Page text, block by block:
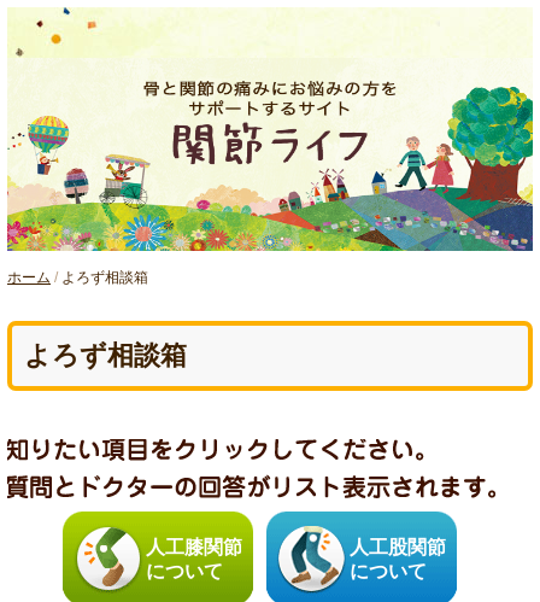
ホーム / よろず相談箱
よろず相談箱
人工膝関節
について
人工股関節
について